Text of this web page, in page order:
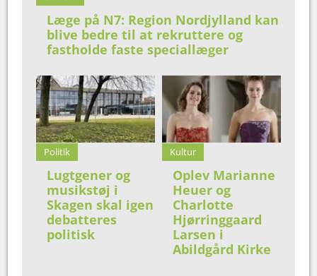
Læge på N7: Region Nordjylland kan
blive bedre til at rekruttere og
fastholde faste speciallæger
Politik
Lugtgener og
musikstøj i
Skagen skal igen
debatteres
politisk
Kultur
Oplev Marianne
Heuer og
Charlotte
Hjørringgaard
Larsen i
Abildgård Kirke